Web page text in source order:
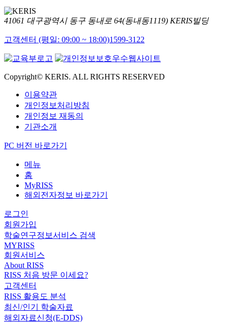
41061 대구광역시 동구 동내로 64(동내동1119) KERIS빌딩
고객센터 (평일: 09:00 ~ 18:00)1599-3122
Copyright© KERIS. ALL RIGHTS RESERVED
이용약관
개인정보처리방침
개인정보 재동의
기관소개
PC 버전 바로가기
메뉴
홈
MyRISS
해외전자정보 바로가기
로그인
회원가입
학술연구정보서비스 검색
MYRISS
회원서비스
About RISS
RISS 처음 방문 이세요?
고객센터
RISS 활용도 분석
최신/인기 학술자료
해외자료신청(E-DDS)